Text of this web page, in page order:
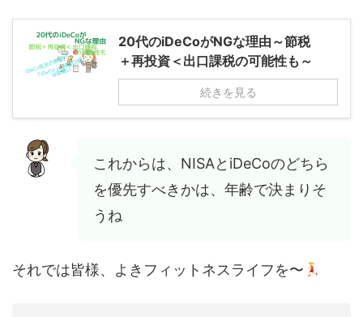
20代のiDeCoがNGな理由～節税
＋再投資＜出口課税の可能性も～
続きを見る
これからは、NISAとiDeCoのどちら
を優先すべきかは、年齢で決まりそ
うね
それでは皆様、よきフィットネスライフを〜